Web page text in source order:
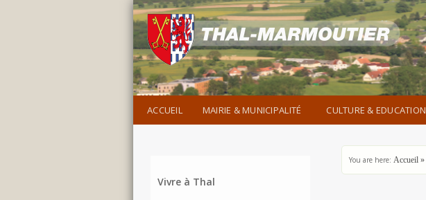
ACCUEIL MAIRIE & MUNICIPALITÉ CULTURE & EDUCATION
Vivre à Thal
You are here: Accueil »